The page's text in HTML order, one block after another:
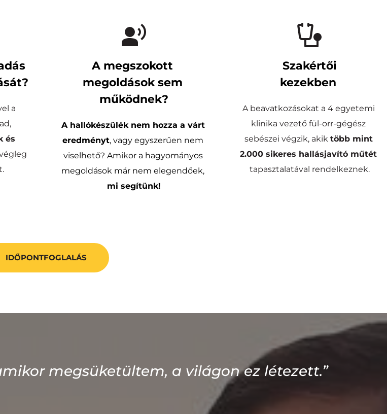
a
hallójárat szabadon marad,
és
A megszokott
megoldások sem
működnek?
A hallókészülék nem hozza a várt
eredményt, vagy egyszerűen nem
viselhető? Amikor a hagyományos
mi segítünk!
Szakértői
kezekben
A beavatkozásokat a 4 egyetemi
klinika vezető fül-orr-gégész
sebészei végzik, akik több mint
2.000 sikeres hallásjavító műtét
tapasztalatával rendelkeznek.
IDŐPONTFOGLALÁS
megsüketültem, a világon ez létezett.”